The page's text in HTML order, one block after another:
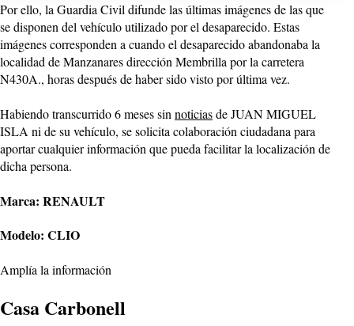
Por ello, la Guardia Civil difunde las últimas imágenes de las que
se disponen del vehículo utilizado por el desaparecido. Estas
imágenes corresponden a cuando el desaparecido abandonaba la
localidad de Manzanares dirección Membrilla por la carretera
N430A., horas después de haber sido visto por última vez.
Habiendo transcurrido 6 meses sin noticiasde JUAN MIGUEL
ISLA ni de su vehículo, se solicita colaboración ciudadana para
aportar cualquier información que pueda facilitar la localización de
dicha persona.
Marca: RENAULT
Modelo: CLIO
Amplía la información
Casa Carbonell